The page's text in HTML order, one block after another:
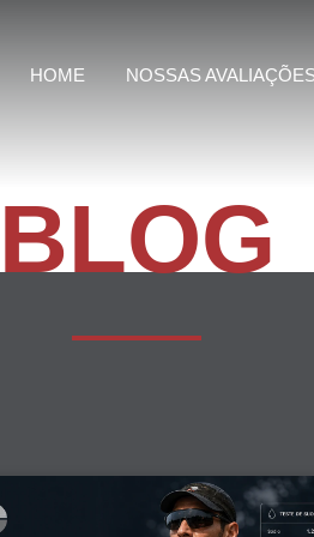
HOME NOSSAS
BLOG
Page Page